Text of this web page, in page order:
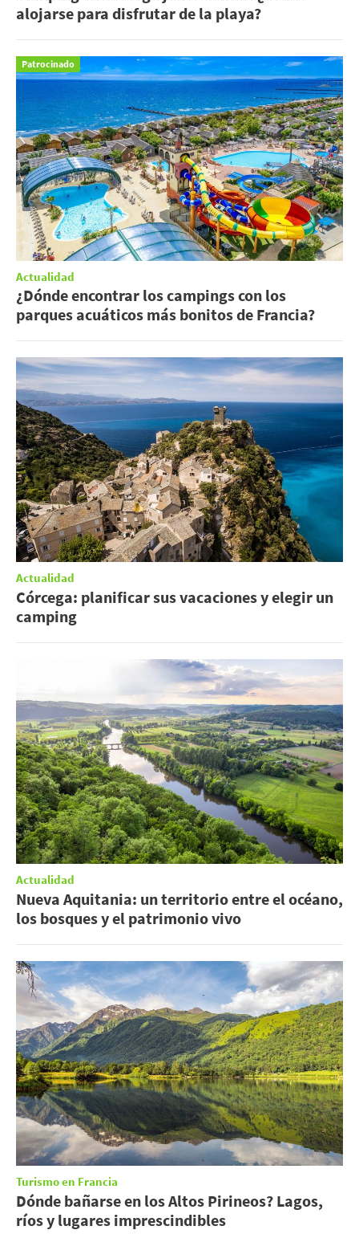
alojarse para disfrutar de la playa?
Patrocinado
Actualidad
¿Dónde encontrar los campings con los
parques acuáticos más bonitos de Francia?
Actualidad
Córcega: planificar sus vacaciones y elegir un
camping
Actualidad
Nueva Aquitania: un territorio entre el océano,
los bosques y el patrimonio vivo
Turismo en Francia
Dónde bañarse en los Altos Pirineos? Lagos,
ríos y lugares imprescindibles